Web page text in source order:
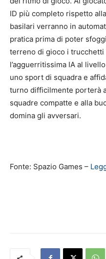
ID più completo rispetto
basilari verranno in
pratica prima di poter
terreno di gioco i
l’agguerritissima IA al
uno sport di squadra e
turno difficilmente porterà
squadre compatte e alla
domina gli avversari.
Fonte: Spazio Games –